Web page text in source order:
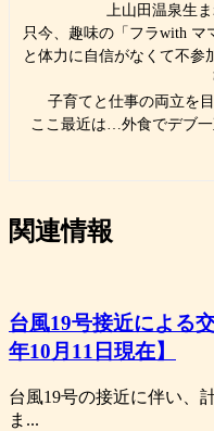
上山田温泉生
只今、趣味の「フラwith
と体力に自信がなくて不
子育てと仕事の両立を
ここ最近は…外食でデブ
関連情報
台風19号接近による
年10月11日現在】
台風19号の接近に伴い、
ま...